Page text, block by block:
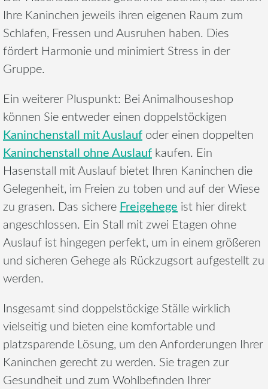
Ihre Kaninchen jeweils ihren eigenen Raum zum
Schlafen, Fressen und Ausruhen haben. Dies
fördert Harmonie und minimiert Stress in der
Gruppe.
Ein weiterer Pluspunkt: Bei Animalhouseshop
können Sie entweder einen doppelstöckigen
Kaninchenstall mit Auslauf oder einen doppelten
Kaninchenstall ohne Auslauf kaufen. Ein
Hasenstall mit Auslauf bietet Ihren Kaninchen die
Gelegenheit, im Freien zu toben und auf der Wiese
zu grasen. Das sichere Freigehege ist hier direkt
angeschlossen. Ein Stall mit zwei Etagen ohne
Auslauf ist hingegen perfekt, um in einem größeren
und sicheren Gehege als Rückzugsort aufgestellt zu
werden.
Insgesamt sind doppelstöckige Ställe wirklich
vielseitig und bieten eine komfortable und
platzsparende Lösung, um den Anforderungen Ihrer
Kaninchen gerecht zu werden. Sie tragen zur
Gesundheit und zum Wohlbefinden Ihrer